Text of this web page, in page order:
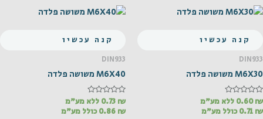
קנה עכשיו
DIN933
M6X30 משושה פלדה
דורג
מתוך
0.60₪
ללא מע"מ
0.71 ₪ כולל מע"מ
קנה עכשיו
DIN933
M6X40 משושה פלדה
דורג
מתוך
0.73 ₪
ללא מע"מ
0.86 ₪ כולל מע"מ